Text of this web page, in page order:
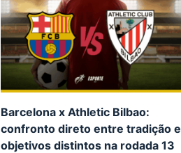
Barcelona x Athletic Bilbao:
confronto direto entre tradição e
objetivos distintos na rodada 13